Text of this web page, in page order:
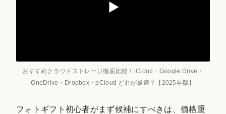
おすすめクラウドストレージ徹底比較！iCloud・Google Drive・
OneDrive・Dropbox・pCloud どれが最適？【2025年版】
フォトギフト初心者がまず候補にすべきは、価格重